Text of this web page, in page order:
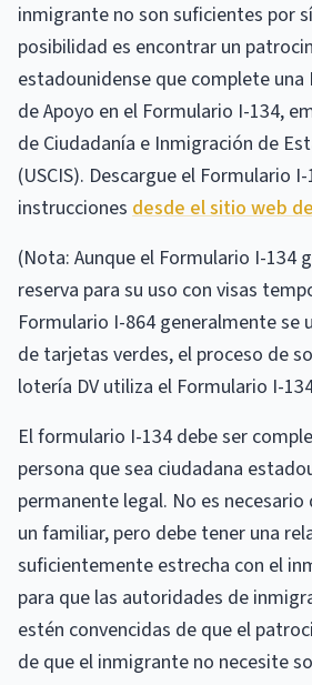
inmigrante no son suficientes por
posibilidad es encontrar un
estadounidense que complete una
de Apoyo en el Formulario I-134,
de Ciudadanía e Inmigración de
(USCIS). Descargue el Formulario
instrucciones desde el sitio web
(Nota: Aunque el Formulario I-134
reserva para su uso con visas
Formulario I-864 generalmente se
de tarjetas verdes, el proceso de
lotería DV utiliza el Formulario I-
El formulario I-134 debe ser
persona que sea ciudadana
permanente legal. No es necesario
un familiar, pero debe tener una
suficientemente estrecha con el
para que las autoridades de
estén convencidas de que el
de que el inmigrante no necesite